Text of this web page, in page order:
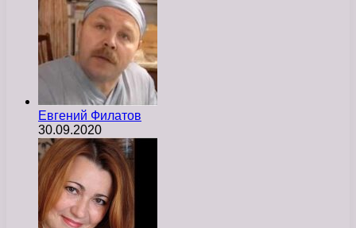
Евгений Филатов
30.09.2020